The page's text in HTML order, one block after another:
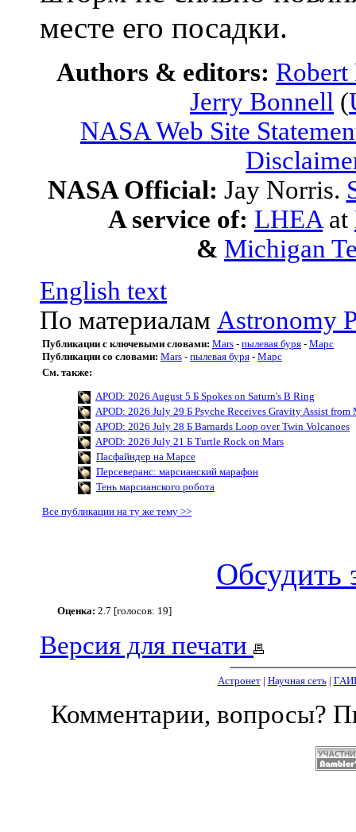
месте его посадки.
Authors & editors:
Jerry Bonnell (
NASA Web Site
NASA Official: Jay Norris.
A service of: LHEA at
& Michigan
English text
По материалам Astronomy
Публикации с ключевыми словами: Mars - пылевая буря - Марс
Публикации со словами: Mars - пылевая буря - Марс
См. также:
APOD: 2026 August 5 Б Spokes on Saturn's B Ring
APOD: 2026 July 29 Б Psyche Receives Gravity Assist from
APOD: 2026 July 28 Б Barnards Loop over Twin Volcanoes
APOD: 2026 July 21 Б Turtle Rock on Mars
Пасфайндер на Марсе
Персеверанс: марсианский марафон
Тень марсианского робота
Все публикации на ту же тему >>
Обсудить
Оценка: 2.7 [голосов: 19]
Версия для печати
Астронет| Научная сеть|
Комментарии, вопросы?